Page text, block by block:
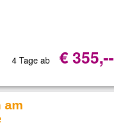
4 Tage ab € 355,--
am